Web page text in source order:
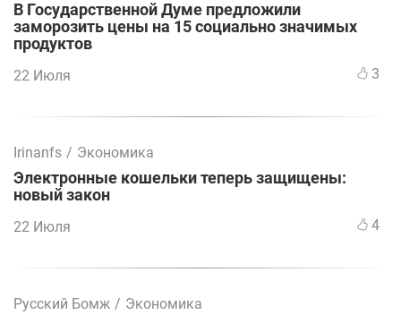
В Государственной Думе предложили
заморозить цены на 15 социально значимых
продуктов
22 Июля 3
Irinanfs / Экономика
Электронные кошельки теперь защищены:
новый закон
22 Июля 4
Русский Бомж / Экономика